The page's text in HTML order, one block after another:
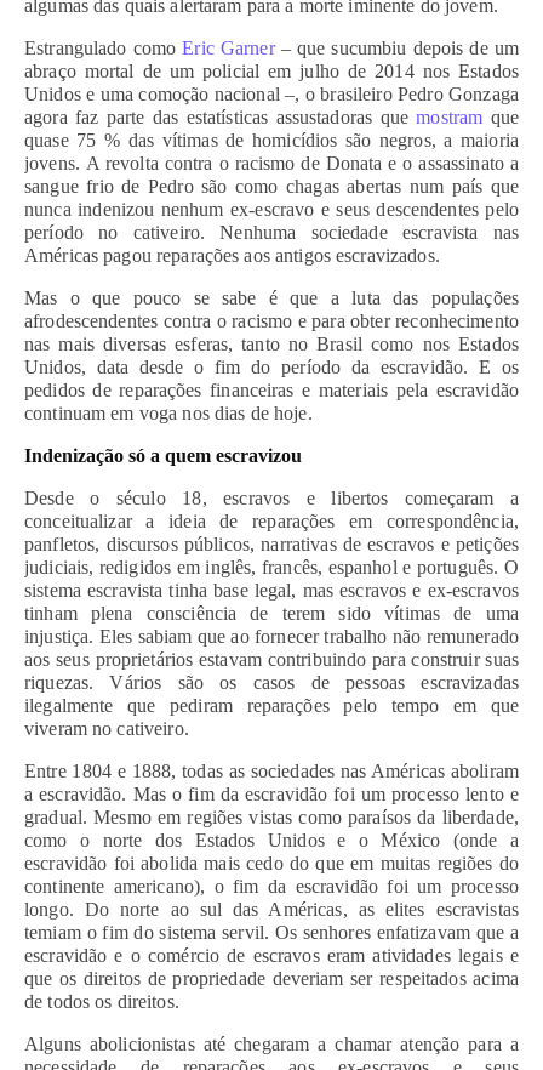
algumas das quais alertaram para a morte iminente do jovem.
Estrangulado comoEric Garner– que sucumbiu depois de um
abraço mortal de um policial em julho de 2014 nos Estados
Unidos e uma comoção nacional –, o brasileiro Pedro Gonzaga
agora faz parte das estatísticas assustadoras quemostram que
quase 75 % das vítimas de homicídios são negros, a maioria
jovens. A revolta contra o racismo de Donata e o assassinato a
sangue frio de Pedro são como chagas abertas num país que
nunca indenizou nenhum ex-escravo e seus descendentes pelo
período no cativeiro. Nenhuma sociedade escravista nas
Américas pagou reparações aos antigos escravizados.
Mas o que pouco se sabe é que a luta das populações
afrodescendentes contra o racismo e para obter reconhecimento
nas mais diversas esferas, tanto no Brasil como nos Estados
Unidos, data desde o fim do período da escravidão. E os
pedidos de reparações financeiras e materiais pela escravidão
continuam em voga nos dias de hoje.
Indenização só a quem escravizou
Desde o século 18, escravos e libertos começaram a
conceitualizar a ideia de reparações em correspondência,
panfletos, discursos públicos, narrativas de escravos e petições
judiciais, redigidos em inglês, francês, espanhol e português. O
sistema escravista tinha base legal, mas escravos e ex-escravos
tinham plena consciência de terem sido vítimas de uma
injustiça. Eles sabiam que ao fornecer trabalho não remunerado
aos seus proprietários estavam contribuindo para construir suas
riquezas. Vários são os casos de pessoas escravizadas
ilegalmente que pediram reparações pelo tempo em que
viveram no cativeiro.
Entre 1804 e 1888, todas as sociedades nas Américas aboliram
a escravidão. Mas o fim da escravidão foi um processo lento e
gradual. Mesmo em regiões vistas como paraísos da liberdade,
como o norte dos Estados Unidos e o México (onde a
escravidão foi abolida mais cedo do que em muitas regiões do
continente americano), o fim da escravidão foi um processo
longo. Do norte ao sul das Américas, as elites escravistas
temiam o fim do sistema servil. Os senhores enfatizavam que a
escravidão e o comércio de escravos eram atividades legais e
que os direitos de propriedade deveriam ser respeitados acima
de todos os direitos.
Alguns abolicionistas até chegaram a chamar atenção para a